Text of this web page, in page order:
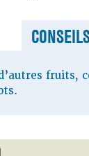
fruits,